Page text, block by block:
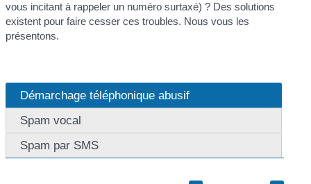
vous incitant à rappeler un numéro surtaxé) ? Des solutions
existent pour faire cesser ces troubles. Nous vous les
présentons.
Démarchage téléphonique abusif
Spam vocal
Spam par SMS